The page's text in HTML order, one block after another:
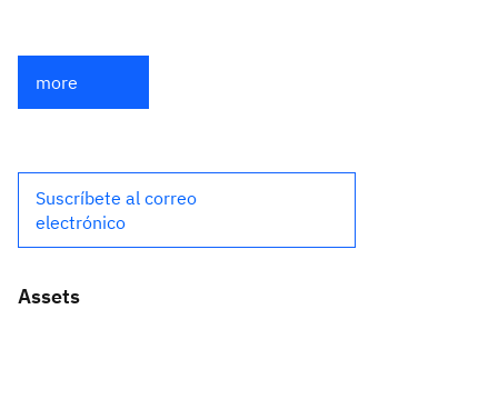
more
Suscríbete al correo
electrónico
Assets